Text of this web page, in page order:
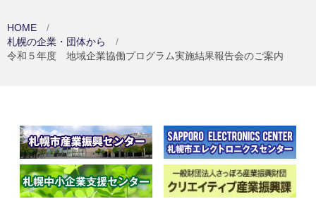
HOME
札幌の企業・団体から
令和５年度 地域企業協働プログラム実施結果報告会のご案内